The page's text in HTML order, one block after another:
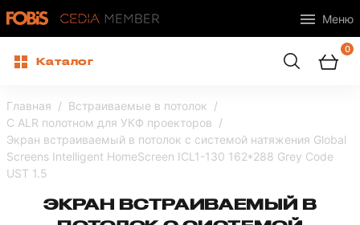
Меню
Каталог
0
Главная
Встраиваемые в потолок
С ALR полотном для УКФ проекторов
Экран встраиваемый в потолок с системой натяжения Global
Screens Intelligent HomeScreen ICL1-130 162*288 Grey Code
UST 1.5
ЭКРАН ВСТРАИВАЕМЫЙ В